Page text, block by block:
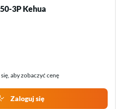
4G LTE SDongleB-06-EU
aby zobaczyć cenę
Zaloguj się